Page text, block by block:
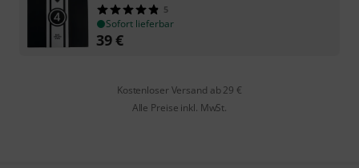
5
Sofort lieferbar
39€
Kostenloser Versand ab 29 €
Alle Preise inkl. MwSt.